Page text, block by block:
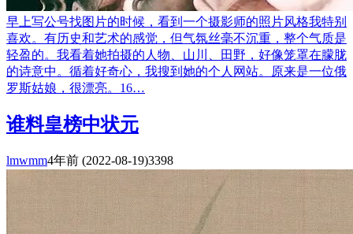
早上写公号找图片的时候，看到一个摄影师的照片风格我特别
喜欢。有历史和艺术的感觉，但气氛丝毫不沉重，整个气质是
轻盈的。我看着她拍摄的人物、山川、田野，好像笼罩在朦胧
的诗意中。循着好奇心，我搜到她的个人网站。原来是一位俄
罗斯姑娘，很漂亮。16…
谁料皇榜中状元
lmwmm4年前 (2022-08-19)3398